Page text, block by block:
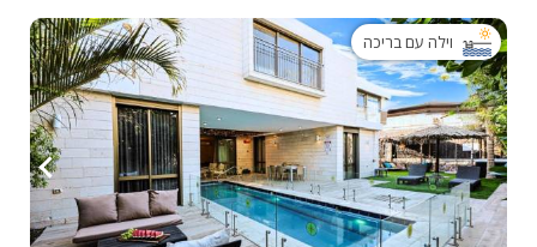
וילה עם בריכה